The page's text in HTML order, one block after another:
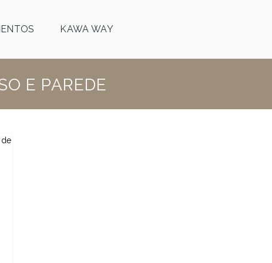
KAWA WAY
E PAREDE